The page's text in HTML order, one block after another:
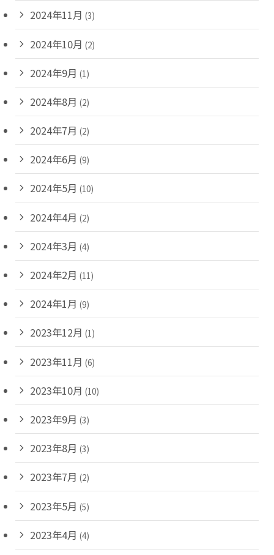
2024年11月 (3)
2024年10月 (2)
2024年9月 (1)
2024年8月 (2)
2024年7月 (2)
2024年6月 (9)
2024年5月 (10)
2024年4月 (2)
2024年3月 (4)
2024年2月 (11)
2024年1月 (9)
2023年12月 (1)
2023年11月 (6)
2023年10月 (10)
2023年9月 (3)
2023年8月 (3)
2023年7月 (2)
2023年5月 (5)
2023年4月 (4)